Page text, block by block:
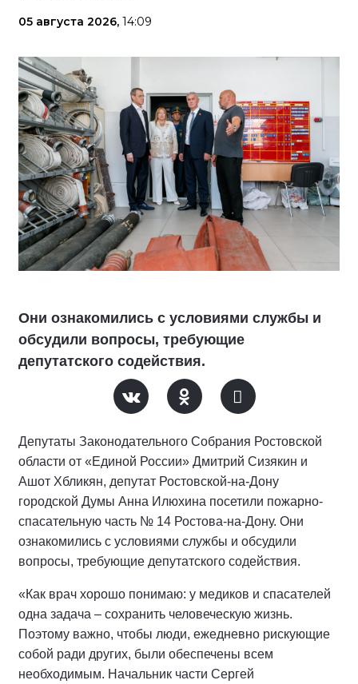
05 августа 2026, 14:09
Они ознакомились с условиями службы и
обсудили вопросы, требующие
депутатского содействия.
Депутаты Законодательного Собрания Ростовской
области от «Единой России» Дмитрий Сизякин и
Ашот Хбликян, депутат Ростовской-на-Дону
городской Думы Анна Илюхина посетили пожарно-
спасательную часть № 14 Ростова-на-Дону. Они
ознакомились с условиями службы и обсудили
вопросы, требующие депутатского содействия.
«Как врач хорошо понимаю: у медиков и спасателей
одна задача – сохранить человеческую жизнь.
Поэтому важно, чтобы люди, ежедневно рискующие
собой ради других, были обеспечены всем
необходимым. Начальник части Сергей